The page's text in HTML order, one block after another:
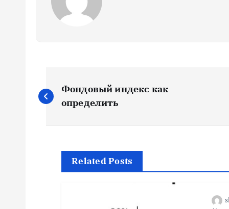
Н
а
Фондовый индекс как
определить
Related Posts